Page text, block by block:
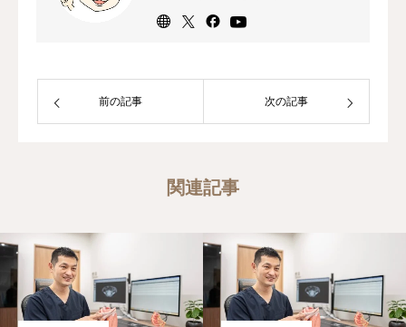
帰り手術が専門。外科専門医、消化器外
前の記事 次の記事
関連記事